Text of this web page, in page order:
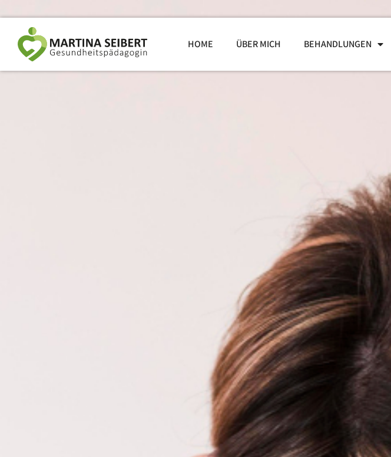
HOME ÜBER MICH BEHANDLUNGEN